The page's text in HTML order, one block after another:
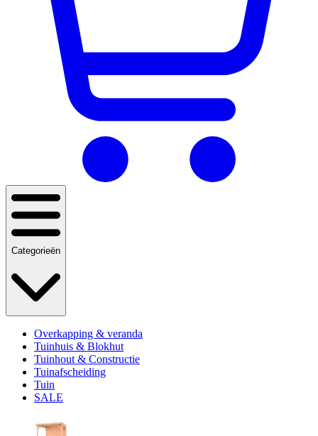
Categorieën
Overkapping & veranda
Tuinhuis & Blokhut
Tuinhout & Constructie
Tuinafscheiding
Tuin
SALE